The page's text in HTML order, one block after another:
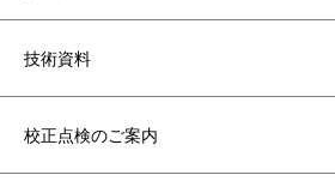
技術資料
校正点検のご案内